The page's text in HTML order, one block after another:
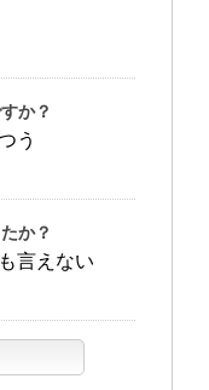
か？
う
か？
言えない